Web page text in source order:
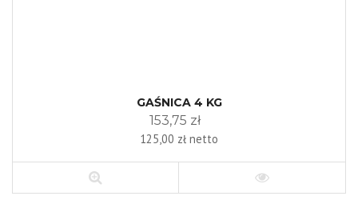
GAŚNICA 4 KG
153,75 zł
125,00 zł netto